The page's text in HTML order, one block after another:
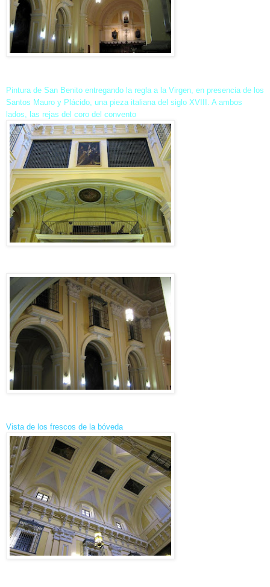
Pintura de San Benito entregando la regla a la Virgen, en presencia de los
Santos Mauro y Plácido, una pieza italiana del siglo XVIII. A ambos
lados, las rejas del coro del convento
Vista de los frescos de la bóveda